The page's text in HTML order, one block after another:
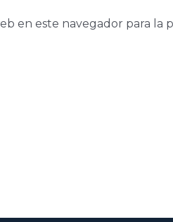
en este navegador para la